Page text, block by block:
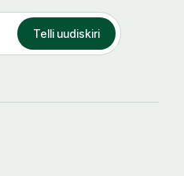
Telli uudiskiri